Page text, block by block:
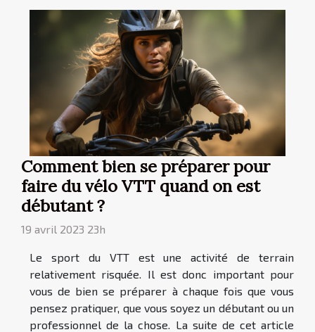
Comment bien se préparer pour
faire du vélo VTT quand on est
débutant ?
19 avril 2023 23h
Le sport du VTT est une activité de terrain
relativement risquée. Il est donc important pour
vous de bien se préparer à chaque fois que vous
pensez pratiquer, que vous soyez un débutant ou un
professionnel de la chose. La suite de cet article